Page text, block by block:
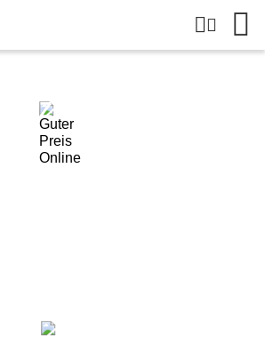
Zu Den Produkten